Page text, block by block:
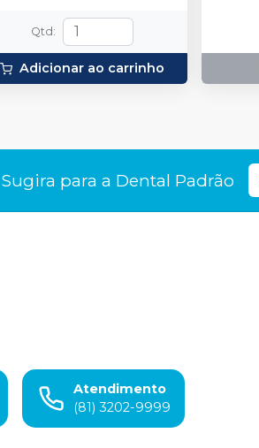
Qtd :
Adicionar ao carrinho
Sugira para a Dental Padrão
Atendimento
(81) 3202-9999